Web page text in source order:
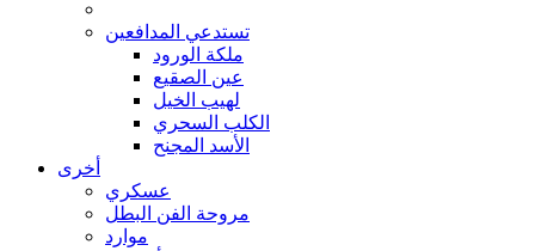
تستدعي المدافعين
ملكة الورود
عين الصقيع
لهيب الخيل
الكلب السحري
الأسد المجنح
أخرى
عسكري
مروحة الفن البطل
موارد